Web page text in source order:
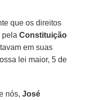
que os direitos
pelaConstituição
em suas
lei maior, 5 de
nós,José